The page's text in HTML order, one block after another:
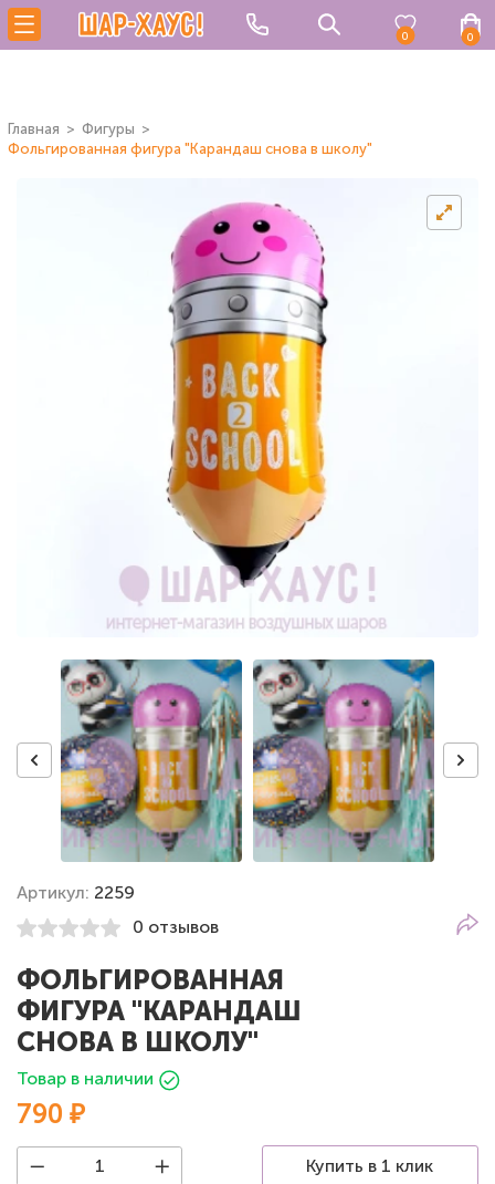
0 0
Главная
Фигуры
Фольгированная фигура "Карандаш снова в школу"
Артикул: 2259
0 отзывов
ФОЛЬГИРОВАННАЯ
ФИГУРА "КАРАНДАШ
СНОВА В ШКОЛУ"
Товар в наличии
790 ₽
Купить в 1 клик